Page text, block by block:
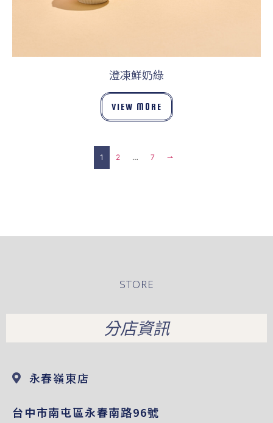
澄凍鮮奶綠
VIEW MORE
1 2 … 7 ⇀
STORE
分店資訊
永春嶺東店
台中市南屯區永春南路96號